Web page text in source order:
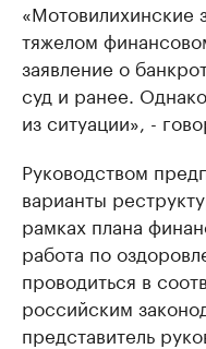
«Мотовилихинские
тяжелом
заявление о
суд и ранее.
из ситуации», -
Руководством
варианты
рамках плана
работа по
проводиться в
российским
представитель